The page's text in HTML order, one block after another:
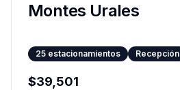
Montes Urales
25 estacionamientos Recepción
$39,501